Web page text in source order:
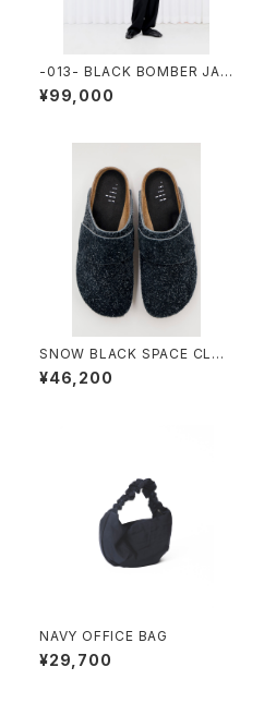
-013- BLACK BOMBER JAC
KET
¥99,000
SNOW BLACK SPACE CLO
GS
¥46,200
NAVY OFFICE BAG
¥29,700